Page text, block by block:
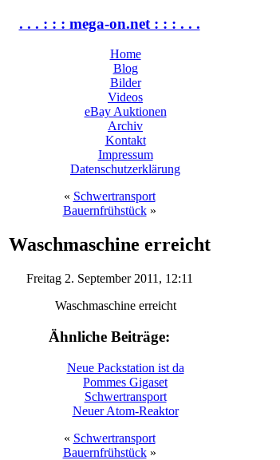
. . . : : : mega-on.net : : : . . .
Home
Blog
Bilder
Videos
eBay Auktionen
Archiv
Kontakt
Impressum
Datenschutzerklärung
« Schwertransport
Bauernfrühstück»
Waschmaschine erreicht
Freitag 2. September 2011, 12:11
Ähnliche Beiträge:
Neue Packstation ist da
Pommes Gigaset
Schwertransport
Neuer Atom-Reaktor
« Schwertransport
Bauernfrühstück»